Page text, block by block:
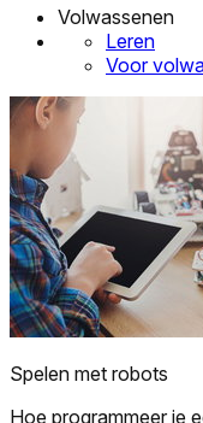
Volwassenen
Leren
Voor
Spelen met robots
Hoe programmeer je